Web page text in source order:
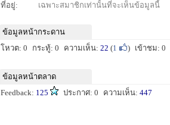
ที่อยู่:
เฉพาะสมาชิกเท่านั้นที่จะเห็นข้อมูลนี้
ข้อมูลหน้ากระดาน
โหวต: 0
กระทู้: 0 ความเห็น: 22 (1 ) เข้าชม: 0
ข้อมูลหน้าตลาด
Feedback: 125 ประกาศ: 0 ความเห็น: 447